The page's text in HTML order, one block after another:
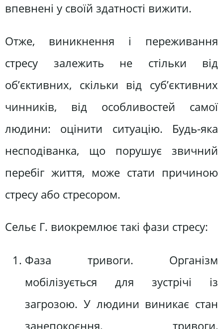
впевнені у своїй здатності вижити.
Отже, виникнення і переживання
стресу залежить не стільки від
об’єктивних, скільки від суб’єктивних
чинників, від особливостей самої
людини: оцінити ситуацію. Будь-яка
несподіванка, що порушує звичний
перебіг життя, може стати причиною
стресу або стресором.
Сельє Г. виокремлює такі фази стресу:
Фаза тривоги. Організм
мобілізується для зустрічі із
загрозою. У людини виникає стан
занепокоєння, тривоги,